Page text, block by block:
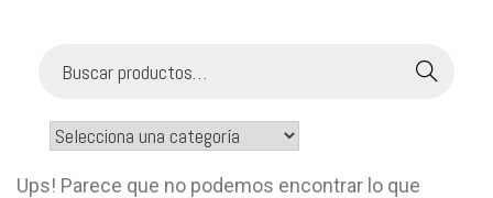
Buscar
Ups! Parece que no podemos encontrar lo que